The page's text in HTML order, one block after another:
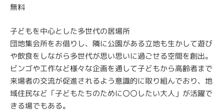
無料
子どもを中心とした多世代の居場所
団地集会所をお借りし、隣に公園がある立地も生かして遊び
や飲食をしながら多世代が思い思いに過ごせる空間を創出。
ビンゴや工作など様々な企画を通して子どもから高齢者まで
来場者の交流が促進されるよう意識的に取り組んでおり、地
域住民など「子どもたちのために〇〇したい大人」が活躍で
きる場でもある。